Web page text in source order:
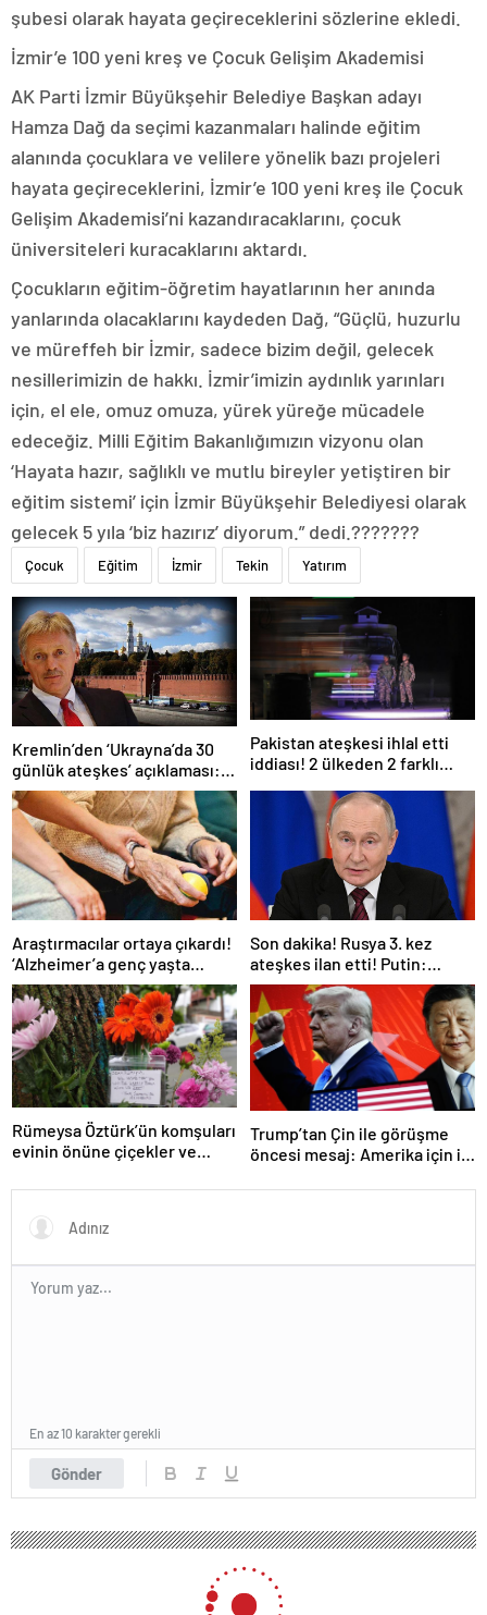
şubesi olarak hayata geçireceklerini sözlerine ekledi.
İzmir’e 100 yeni kreş ve Çocuk Gelişim Akademisi
AK Parti İzmir Büyükşehir Belediye Başkan adayı
Hamza Dağ da seçimi kazanmaları halinde eğitim
alanında çocuklara ve velilere yönelik bazı projeleri
hayata geçireceklerini, İzmir’e 100 yeni kreş ile Çocuk
Gelişim Akademisi’ni kazandıracaklarını, çocuk
üniversiteleri kuracaklarını aktardı.
Çocukların eğitim-öğretim hayatlarının her anında
yanlarında olacaklarını kaydeden Dağ, “Güçlü, huzurlu
ve müreffeh bir İzmir, sadece bizim değil, gelecek
nesillerimizin de hakkı. İzmir’imizin aydınlık yarınları
için, el ele, omuz omuza, yürek yüreğe mücadele
edeceğiz. Milli Eğitim Bakanlığımızın vizyonu olan
‘Hayata hazır, sağlıklı ve mutlu bireyler yetiştiren bir
eğitim sistemi’ için İzmir Büyükşehir Belediyesi olarak
gelecek 5 yıla ‘biz hazırız’ diyorum.” dedi.???????
Çocuk Eğitim İzmir Tekin Yatırım
Kremlin’den ‘Ukrayna’da 30
günlük ateşkes’ açıklaması:
Bunu iyice düşünmeliyiz
Pakistan ateşkesi ihlal etti
iddiası! 2 ülkeden 2 farklı
Araştırmacılar ortaya çıkardı!
‘Alzheimer’a genç yaşta
yakalanabilirsiniz’
Son dakika! Rusya 3. kez
ateşkes ilan etti! Putin:
Erdoğan ile görüşme
gerçekleştireceğiz
Rümeysa Öztürk’ün komşuları
evinin önüne çiçekler ve
Trump’tan Çin ile görüşme
öncesi mesaj: Amerika için iyi
Gönder
En az 10 karakter gerekli